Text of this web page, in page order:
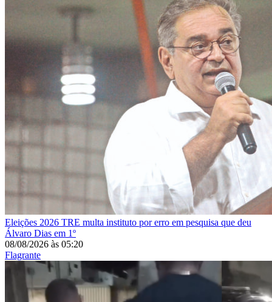
Eleições 2026 TRE multa instituto por erro em pesquisa que deu
Álvaro Dias em 1º
08/08/2026 às 05:20
Flagrante